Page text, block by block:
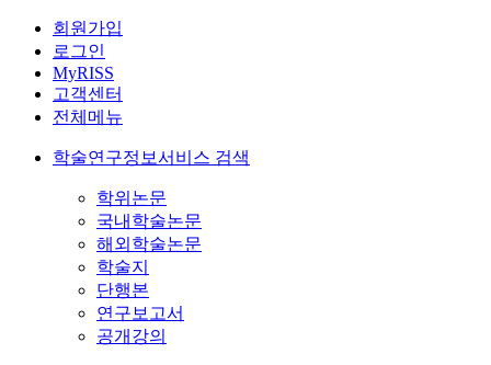
회원가입
로그인
MyRISS
고객센터
전체메뉴
학술연구정보서비스 검색
학위논문
국내학술논문
해외학술논문
학술지
단행본
연구보고서
공개강의